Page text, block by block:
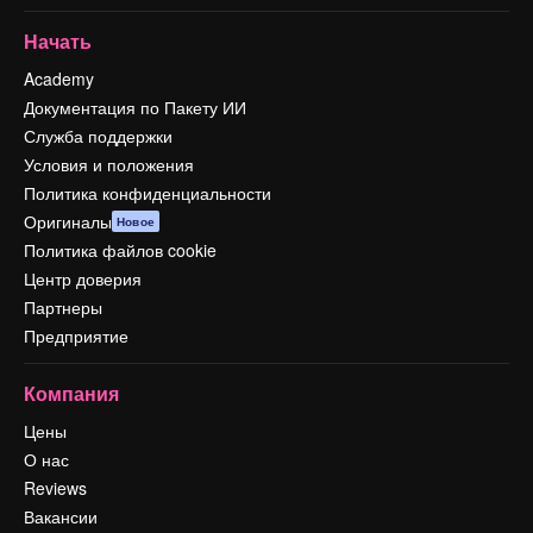
Начать
Academy
Документация по Пакету ИИ
Служба поддержки
Условия и положения
Политика конфиденциальности
Оригиналы Новое
Политика файлов cookie
Центр доверия
Партнеры
Предприятие
Компания
Цены
О нас
Reviews
Вакансии